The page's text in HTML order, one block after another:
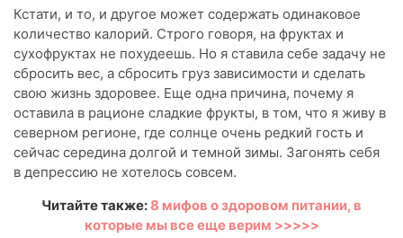
Кстати, и то, и другое может содержать одинаковое
количество калорий. Строго говоря, на фруктах и
сухофруктах не похудеешь. Но я ставила себе задачу не
сбросить вес, а сбросить груз зависимости и сделать
свою жизнь здоровее. Еще одна причина, почему я
оставила в рационе сладкие фрукты, в том, что я живу в
северном регионе, где солнце очень редкий гость и
сейчас середина долгой и темной зимы. Загонять себя
в депрессию не хотелось совсем.
Читайте также: 8 мифов о здоровом питании, в
которые мы все еще верим >>>>>